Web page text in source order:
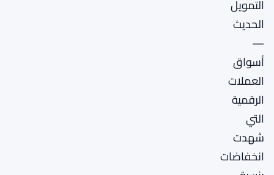
التمويل
الحديث
—
أسواق
العملات
الرقمية
التي
شهدت
انخفاضات